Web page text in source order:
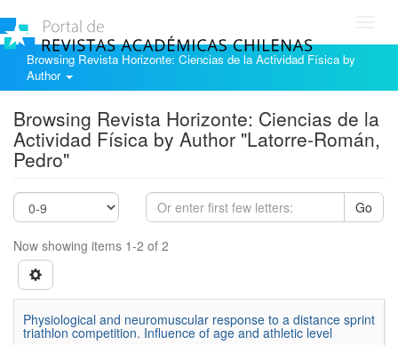
Browsing Revista Horizonte: Ciencias de la Actividad Física by
Author
Browsing Revista Horizonte: Ciencias de la
Actividad Física by Author "Latorre-Román,
Pedro"
Go
Now showing items 1-2 of 2
Physiological and neuromuscular response to a distance sprint
triathlon competition. Influence of age and athletic level